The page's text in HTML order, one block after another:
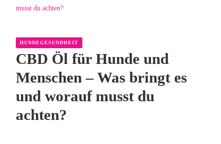
musst du achten?
HUNDEGESUNDHEIT
CBD Öl für Hunde und
Menschen – Was bringt es
und worauf musst du
achten?